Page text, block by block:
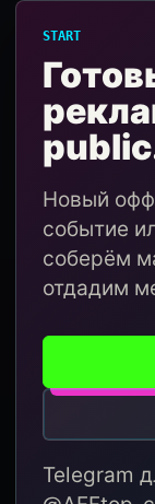
START
Новый
событие
соберём
отдадим
Telegram